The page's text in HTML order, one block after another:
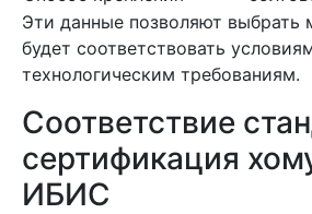
Эти данные позволяют выбрать
будет соответствовать
технологическим требованиям.
Соответствие
сертификация
ИБИС